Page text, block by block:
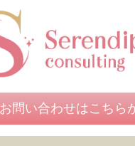
お問い合わせはこちら